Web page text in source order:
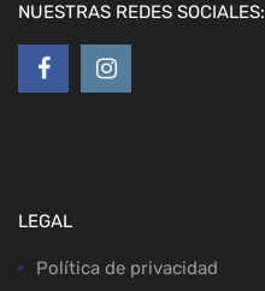
NUESTRAS REDES SOCIALES:
LEGAL
Política de privacidad